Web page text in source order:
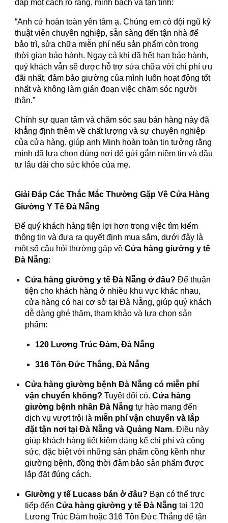
đáp một cách rõ ràng, minh bạch và tận tình:
“Anh cứ hoàn toàn yên tâm ạ. Chúng em có đội ngũ kỹ
thuật viên chuyên nghiệp, sẵn sàng đến tận nhà để
bảo trì, sửa chữa miễn phí nếu sản phẩm còn trong
thời gian bảo hành. Ngay cả khi đã hết hạn bảo hành,
quý khách vẫn sẽ được hỗ trợ sửa chữa với chi phí ưu
đãi nhất, đảm bảo giường của mình luôn hoạt động tốt
nhất và không làm gián đoạn việc chăm sóc người
thân.”
Chính sự quan tâm và chăm sóc sau bán hàng này đã
khẳng định thêm về chất lượng và sự chuyên nghiệp
của cửa hàng, giúp anh Minh hoàn toàn tin tưởng rằng
mình đã lựa chọn đúng nơi để gửi gắm niềm tin và đầu
tư lâu dài cho sức khỏe của mẹ.
Giải Đáp Các Thắc Mắc Thường Gặp Về Cửa Hàng
Giường Y Tế Đà Nẵng
Để quý khách hàng tiện lợi hơn trong việc tìm kiếm
thông tin và đưa ra quyết định mua sắm, dưới đây là
một số câu hỏi thường gặp vềCửa hàng giường y tế
Đà Nẵng:
Cửa hàng giường y tế Đà Nẵng ở đâu? Để thuận
tiện cho khách hàng ở nhiều khu vực khác nhau,
cửa hàng có hai cơ sở tại Đà Nẵng, giúp quý khách
dễ dàng ghé thăm, tham khảo và lựa chọn sản
phẩm:
120 Lương Trúc Đàm, Đà Nẵng
316 Tôn Đức Thắng, Đà Nẵng
Cửa hàng giường bệnh Đà Nẵng có miễn phí
vận chuyển không? Tuyệt đối có.Cửa hàng
giường bệnh nhân Đà Nẵng tự hào mang đến
dịch vụ vượt trội là miễn phí vận chuyển và lắp
đặt tận nơi tại Đà Nẵng và Quảng Nam. Điều này
giúp khách hàng tiết kiệm đáng kể chi phí và công
sức, đặc biệt với những sản phẩm cồng kềnh như
giường bệnh, đồng thời đảm bảo sản phẩm được
lắp đặt đúng cách.
Giường y tế Lucass bán ở đâu? Bạn có thể trực
tiếp đếnCửa hàng giường y tế Đà Nẵng tại 120
Lương Trúc Đàm hoặc 316 Tôn Đức Thắng để tận